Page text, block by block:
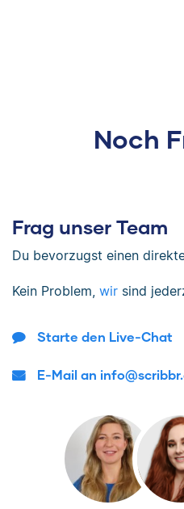
Noch
Frag unser Team
Du bevorzugst einen
Kein Problem, wir sind
Starte den Live-Chat
E-Mail an